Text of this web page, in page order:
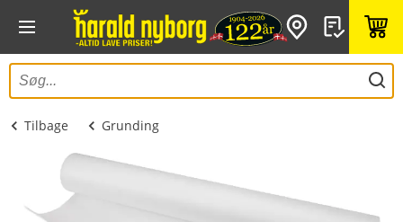
Tilbage Grunding